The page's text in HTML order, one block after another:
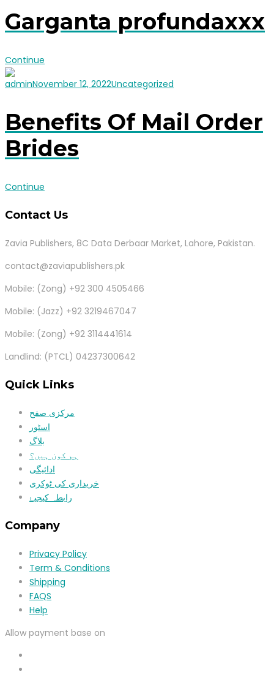
Garganta profundaxxx
Continue
adminNovember 12, 2022Uncategorized
Benefits Of Mail Order
Brides
Continue
Contact Us
Zavia Publishers, 8C Data Derbaar Market, Lahore, Pakistan.
contact@zaviapublishers.pk
Mobile: (Zong) +92 300 4505466
Mobile: (Jazz) +92 3219467047
Mobile: (Zong) +92 3114441614
Landlind: (PTCL) 04237300642
Quick Links
مرکزی صفح
اسٹور
بلاگ
ہم کون ہیں؟
ادائیگی
خریداری کی ٹوکری
رابطہ کیجیۓ
Company
Privacy Policy
Term & Conditions
Shipping
FAQS
Help
Allow payment base on